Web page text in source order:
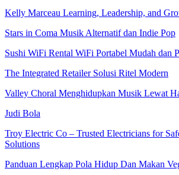
Kelly Marceau Learning, Leadership, and
Stars in Coma Musik Alternatif dan Indie Pop
Sushi WiFi Rental WiFi Portabel Mudah dan
The Integrated Retailer Solusi Ritel Modern
Valley Choral Menghidupkan Musik Lewat
Judi Bola
Troy Electric Co – Trusted Electricians for
Solutions
Panduan Lengkap Pola Hidup Dan Makan